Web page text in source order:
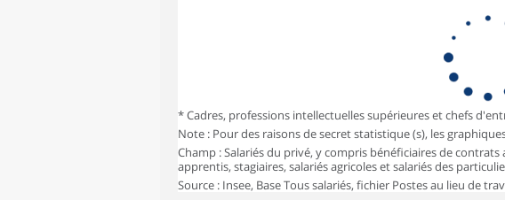
* Cadres, professions intellectuelles supérieures et chefs
Note : Pour des raisons de secret statistique (s), les
Champ : Salariés du privé, y compris bénéficiaires de
apprentis, stagiaires, salariés agricoles et salariés des
Source : Insee, Base Tous salariés, fichier Postes au lieu de